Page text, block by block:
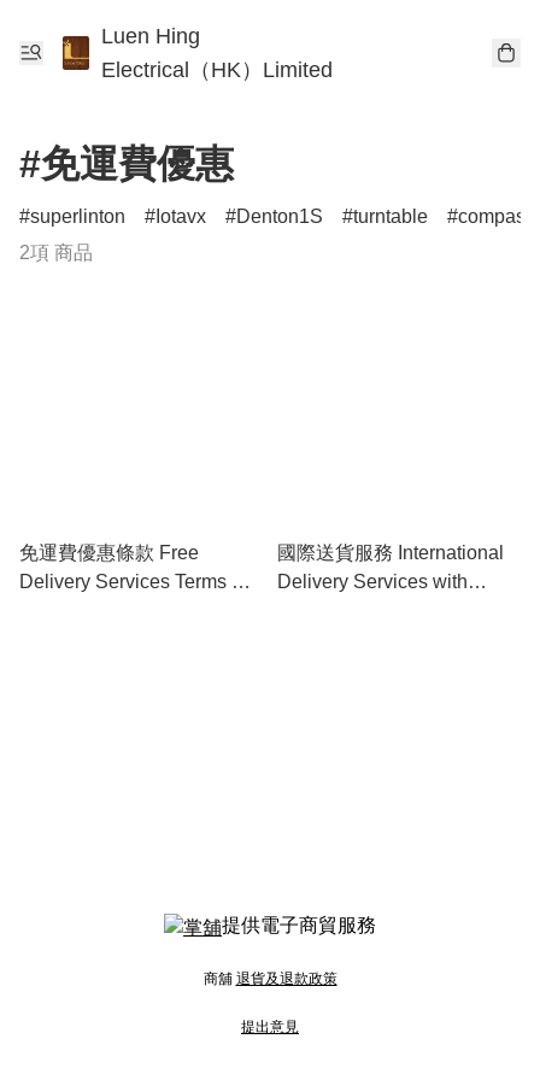
Luen Hing
Electrical（HK）Limited
#免運費優惠
superlinton Iotavx Denton1S turntable
compass
2項 商品
免運費優惠條款 Free
Delivery Services Terms &
國際送貨服務 International
Delivery Services with
提供電子商貿服務
商舖 退貨及退款政策
提出意見